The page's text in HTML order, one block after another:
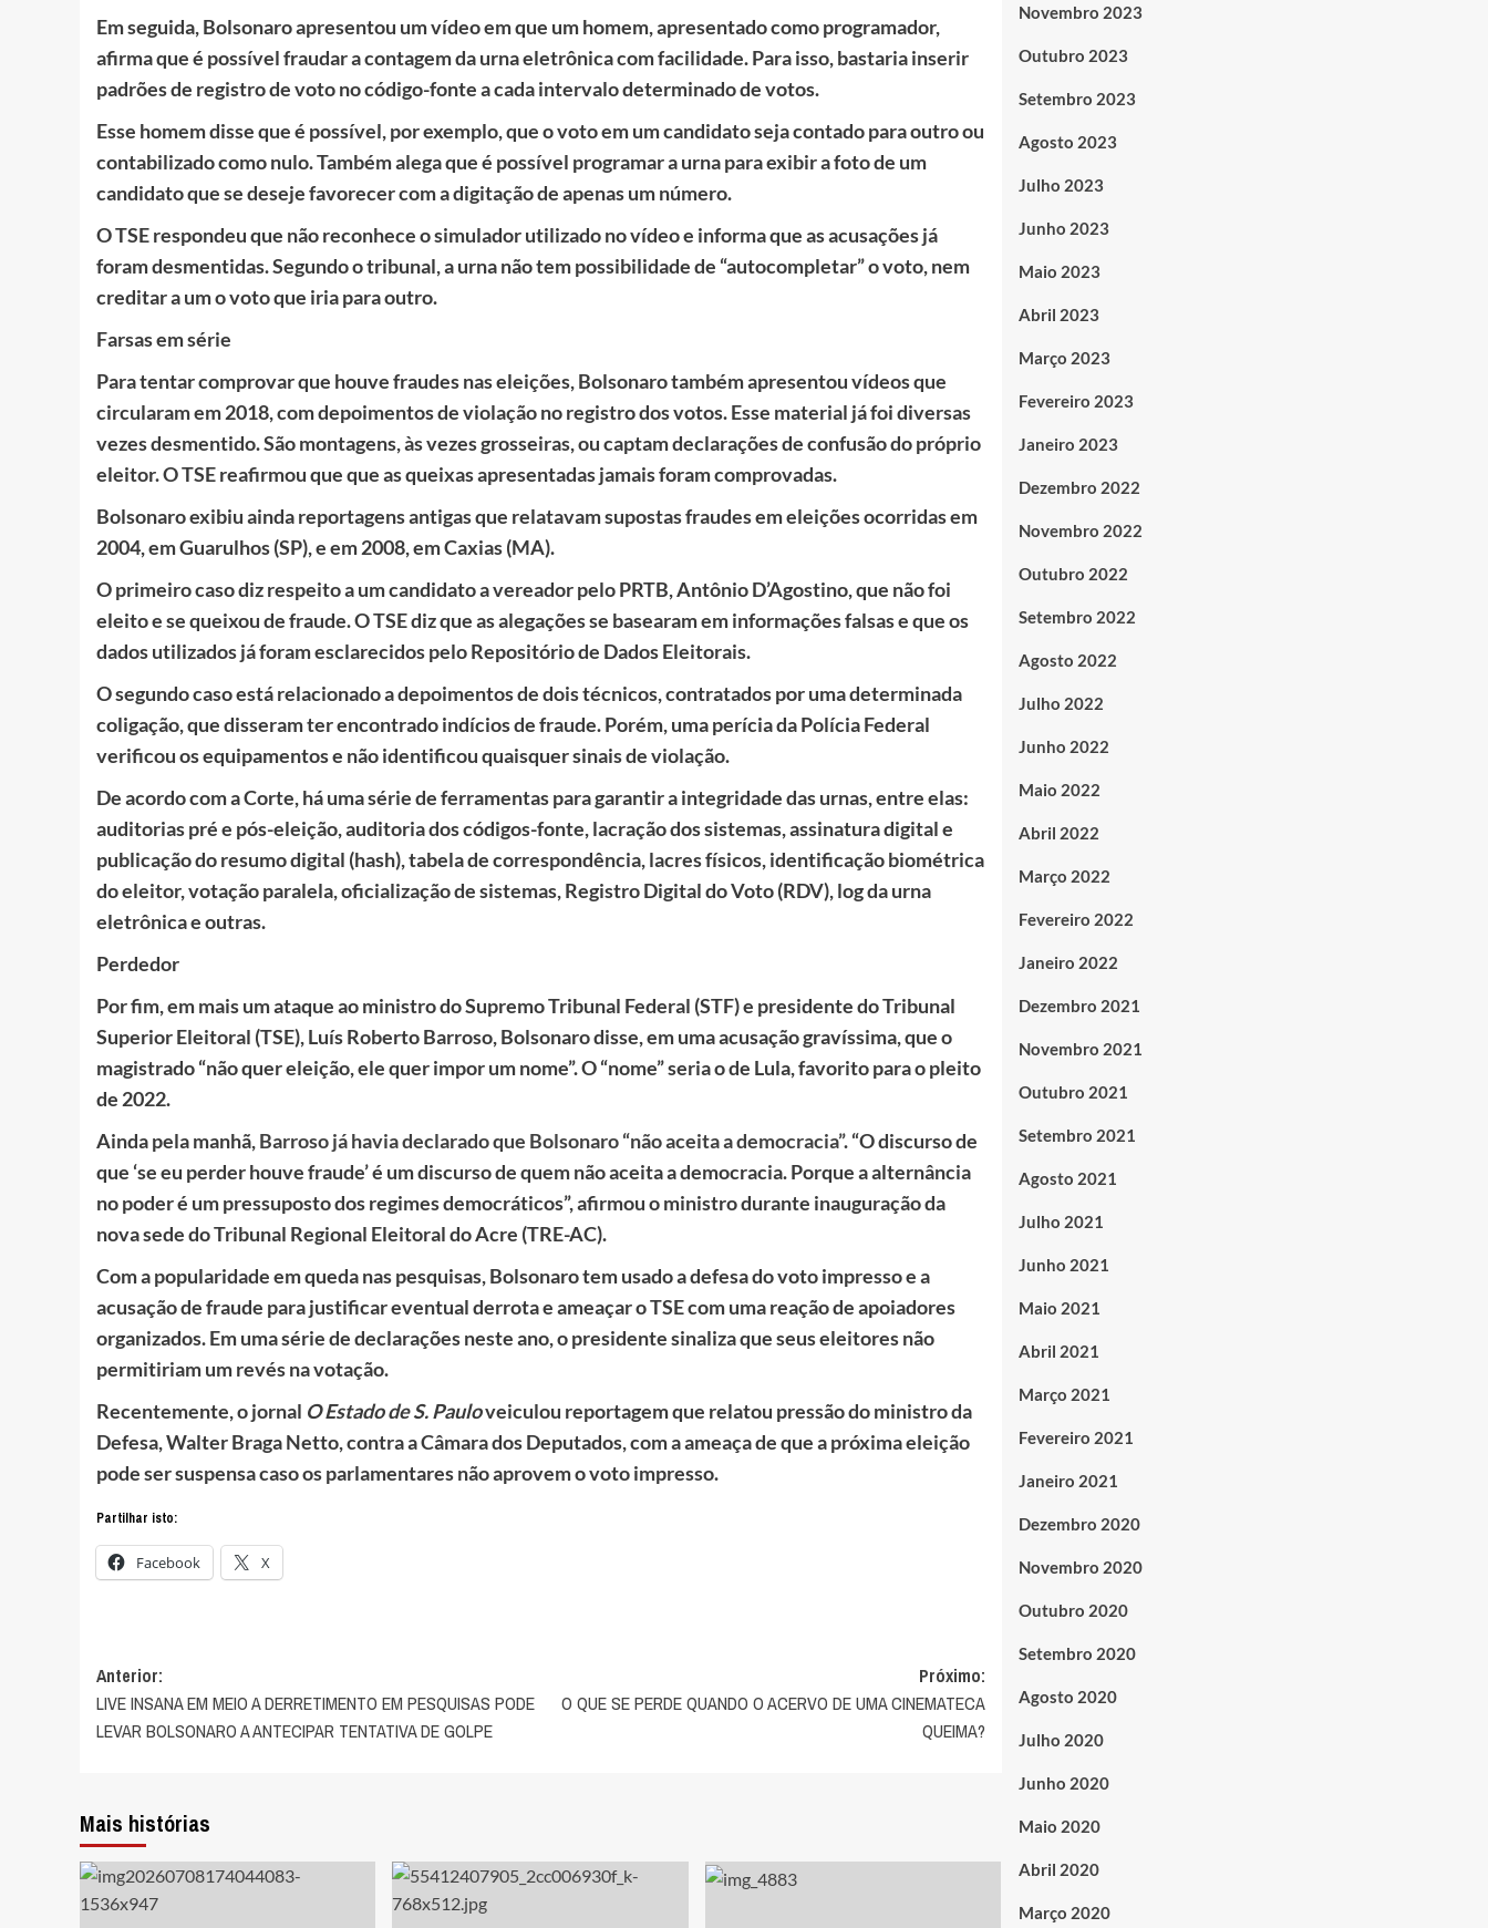
Em seguida, Bolsonaro apresentou um vídeo em que um homem, apresentado como programador,
afirma que é possível fraudar a contagem da urna eletrônica com facilidade. Para isso, bastaria inserir
padrões de registro de voto no código-fonte a cada intervalo determinado de votos.
Esse homem disse que é possível, por exemplo, que o voto em um candidato seja contado para outro ou
contabilizado como nulo. Também alega que é possível programar a urna para exibir a foto de um
candidato que se deseje favorecer com a digitação de apenas um número.
O TSE respondeu que não reconhece o simulador utilizado no vídeo e informa que as acusações já
foram desmentidas. Segundo o tribunal, a urna não tem possibilidade de “autocompletar” o voto, nem
creditar a um o voto que iria para outro.
Farsas em série
Para tentar comprovar que houve fraudes nas eleições, Bolsonaro também apresentou vídeos que
circularam em 2018, com depoimentos de violação no registro dos votos. Esse material já foi diversas
vezes desmentido. São montagens, às vezes grosseiras, ou captam declarações de confusão do próprio
eleitor. O TSE reafirmou que que as queixas apresentadas jamais foram comprovadas.
Bolsonaro exibiu ainda reportagens antigas que relatavam supostas fraudes em eleições ocorridas em
2004, em Guarulhos (SP), e em 2008, em Caxias (MA).
O primeiro caso diz respeito a um candidato a vereador pelo PRTB, Antônio D’Agostino, que não foi
eleito e se queixou de fraude. O TSE diz que as alegações se basearam em informações falsas e que os
dados utilizados já foram esclarecidos pelo Repositório de Dados Eleitorais.
O segundo caso está relacionado a depoimentos de dois técnicos, contratados por uma determinada
coligação, que disseram ter encontrado indícios de fraude. Porém, uma perícia da Polícia Federal
verificou os equipamentos e não identificou quaisquer sinais de violação.
De acordo com a Corte, há uma série de ferramentas para garantir a integridade das urnas, entre elas:
auditorias pré e pós-eleição, auditoria dos códigos-fonte, lacração dos sistemas, assinatura digital e
publicação do resumo digital (hash), tabela de correspondência, lacres físicos, identificação biométrica
do eleitor, votação paralela, oficialização de sistemas, Registro Digital do Voto (RDV), log da urna
eletrônica e outras.
Perdedor
Por fim, em mais um ataque ao ministro do Supremo Tribunal Federal (STF) e presidente do Tribunal
Superior Eleitoral (TSE), Luís Roberto Barroso, Bolsonaro disse, em uma acusação gravíssima, que o
magistrado “não quer eleição, ele quer impor um nome”. O “nome” seria o de Lula, favorito para o pleito
de 2022.
Ainda pela manhã,Barroso já havia declarado que Bolsonaro “não aceita a democracia”. “O discurso de
que ‘se eu perder houve fraude’ é um discurso de quem não aceita a democracia. Porque a alternância
no poder é um pressuposto dos regimes democráticos”, afirmou o ministro durante inauguração da
nova sede do Tribunal Regional Eleitoral do Acre (TRE-AC).
Com a popularidade em queda nas pesquisas, Bolsonaro tem usado a defesa do voto impresso e a
acusação de fraude para justificar eventual derrota e ameaçar o TSE com uma reação de apoiadores
organizados. Em uma série de declarações neste ano, o presidente sinaliza que seus eleitores não
permitiriam um revés na votação.
Recentemente, o jornal O Estado de S. Pauloveiculou reportagem que relatou pressão do ministro da
Defesa, Walter Braga Netto, contra a Câmara dos Deputados, com a ameaça de que a próxima eleição
pode ser suspensa caso os parlamentares não aprovem o voto impresso.
Partilhar isto:
Facebook X
Navegação
de
artigos
Anterior:
LIVE INSANA EM MEIO A DERRETIMENTO EM PESQUISAS PODE
LEVAR BOLSONARO A ANTECIPAR TENTATIVA DE GOLPE
Próximo:
O QUE SE PERDE QUANDO O ACERVO DE UMA CINEMATECA
QUEIMA?
Mais histórias
Novembro 2023
Outubro 2023
Setembro 2023
Agosto 2023
Julho 2023
Junho 2023
Maio 2023
Abril 2023
Março 2023
Fevereiro 2023
Janeiro 2023
Dezembro 2022
Novembro 2022
Outubro 2022
Setembro 2022
Agosto 2022
Julho 2022
Junho 2022
Maio 2022
Abril 2022
Março 2022
Fevereiro 2022
Janeiro 2022
Dezembro 2021
Novembro 2021
Outubro 2021
Setembro 2021
Agosto 2021
Julho 2021
Junho 2021
Maio 2021
Abril 2021
Março 2021
Fevereiro 2021
Janeiro 2021
Dezembro 2020
Novembro 2020
Outubro 2020
Setembro 2020
Agosto 2020
Julho 2020
Junho 2020
Maio 2020
Abril 2020
Março 2020